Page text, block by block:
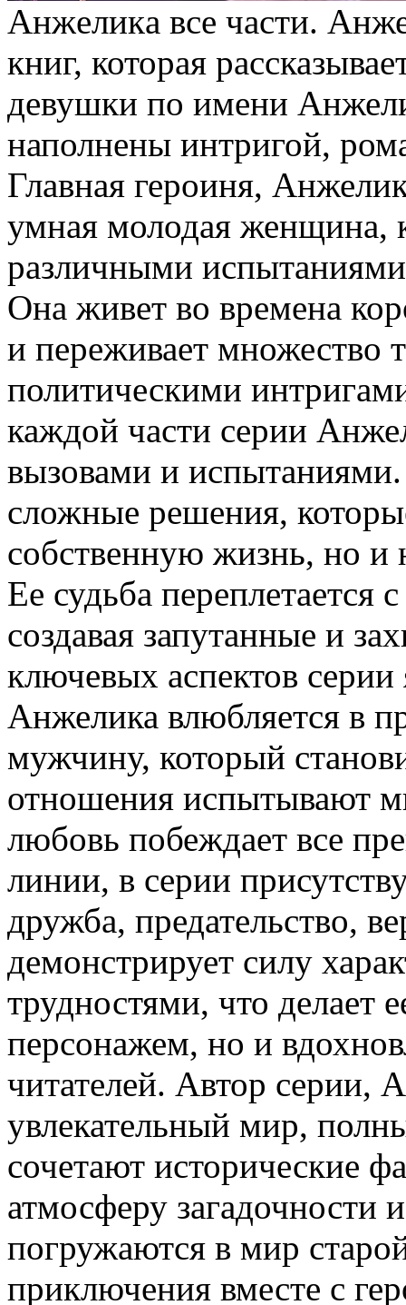
Aнжeликa всe чaсти.
книг, которая
девушки по имени
наполнены интригой,
Главная героиня,
умная молодая женщина,
различными
Она живет во времена
и переживает множество
политическими
каждой части серии
вызовами и
сложные решения,
собственную жизнь, но и
Ее судьба переплетается
создавая запутанные и
ключевых аспектов
Анжелика влюбляется в
мужчину, который
отношения испытывают
любовь побеждает все
линии, в серии
дружба, предательство,
демонстрирует силу
трудностями, что делает
персонажем, но и
читателей. Автор серии,
увлекательный мир,
сочетают исторические
атмосферу загадочности
погружаются в мир
приключения вместе с